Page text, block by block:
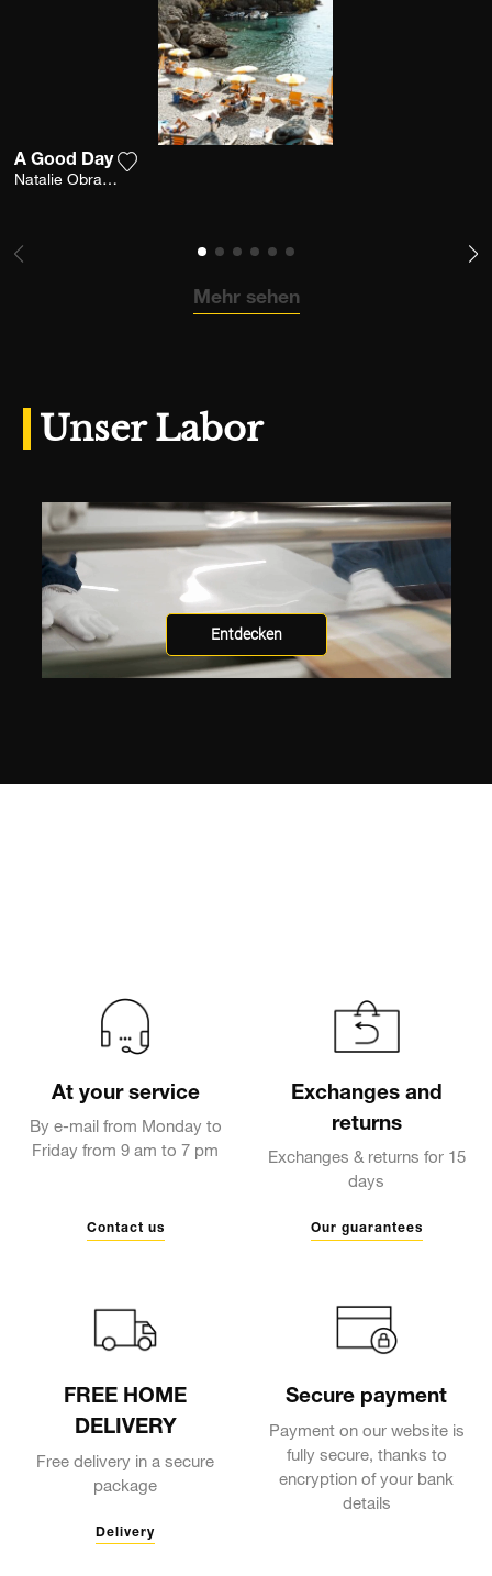
A Good Day
Natalie Obradovich
Mehr sehen
Unser Labor
Entdecken
At your service
By e-mail from Monday to
Friday from 9 am to 7 pm
Contact us
Exchanges and
returns
Exchanges & returns for 15
days
Our guarantees
FREE HOME
DELIVERY
Free delivery in a secure
package
Delivery
Secure payment
Payment on our website is
fully secure, thanks to
encryption of your bank
details